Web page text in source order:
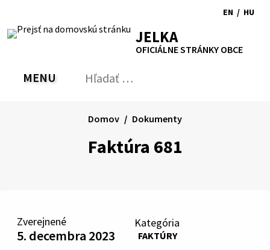
obsah
RSS MapaTlačiť
Zvýšiť
kontrast
písmapísma
EN
to
/ HU
JELKA
OFICIÁLNE STRÁNKY OBCE
PREPNÚŤ
MENU Hľadať:
Faktúra 681
Domov Dokumenty
Zverejnené
5. decembra 2023
Kategória
FAKTÚRY